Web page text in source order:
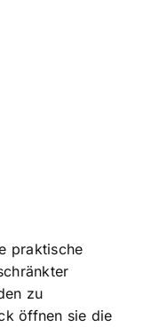
praktische
zu
öffnen sie die